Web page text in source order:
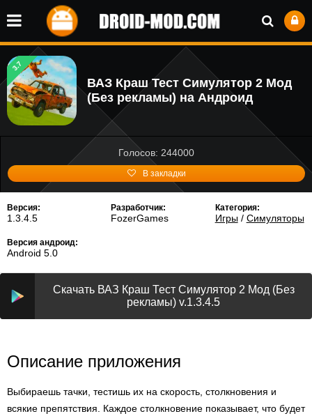
3.7
ВАЗ Краш Тест Симулятор 2 Мод
(Без рекламы) на Андроид
Голосов: 244000
В закладки
Версия:
1.3.4.5
Разработчик:
FozerGames
Категория:
Игры/ Симуляторы
Версия андроид:
Android 5.0
Скачать ВАЗ Краш Тест Симулятор 2 Мод (Без
рекламы) v.1.3.4.5
Описание приложения
Выбираешь тачки, тестишь их на скорость, столкновения и
всякие препятствия. Каждое столкновение показывает, что будет